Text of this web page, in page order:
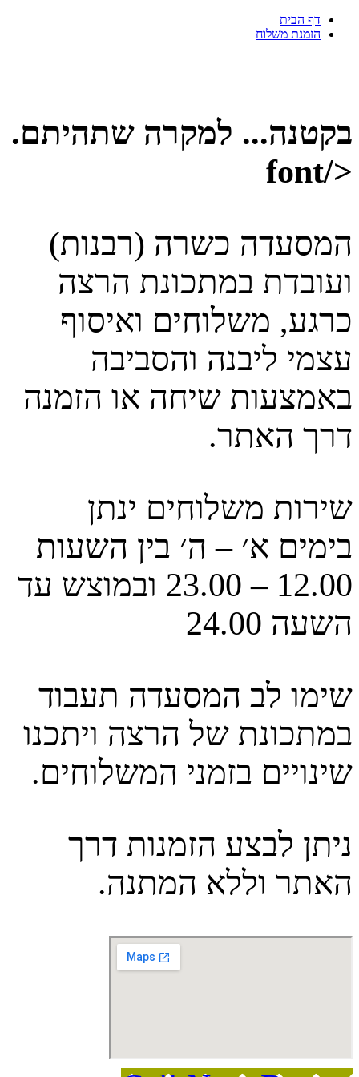
סושימוטו – מסעדה אסייתית כשרה
דף הבית
הזמנת משלוח
בקטנה... למקרה שתהיתם.
</font
המסעדה כשרה (רבנות)
ועובדת במתכונת הרצה
כרגע, משלוחים ואיסוף
עצמי ליבנה והסביבה
באמצעות שיחה או הזמנה
דרך האתר.
שירות משלוחים ינתן
בימים א׳ – ה׳ בין השעות
12.00 – 23.00 ובמוצש עד
השעה 24.00
שימו לב המסעדה תעבוד
במתכונת של הרצה ויתכנו
שינויים בזמני המשלוחים.
ניתן לבצע הזמנות דרך
האתר וללא המתנה.